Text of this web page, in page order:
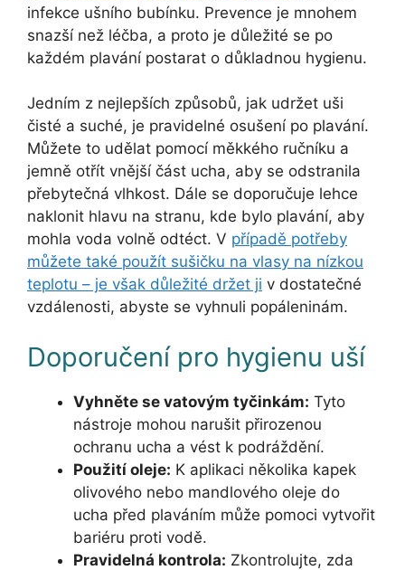
infekce ušního bubínku. Prevence je mnohem
snazší než léčba, a proto je důležité se po
každém plavání postarat o důkladnou hygienu.
Jedním z nejlepších způsobů, jak udržet uši
čisté a suché, je pravidelné osušení po plavání.
Můžete to udělat pomocí měkkého ručníku a
jemně otřít vnější část ucha, aby se odstranila
přebytečná vlhkost. Dále se doporučuje lehce
naklonit hlavu na stranu, kde bylo plavání, aby
mohla voda volně odtéct. V případě potřeby
můžete také použít sušičku na vlasy na nízkou
teplotu – je však důležité držet ji v dostatečné
vzdálenosti, abyste se vyhnuli popáleninám.
Doporučení pro hygienu uší
Vyhněte se vatovým tyčinkám: Tyto
nástroje mohou narušit přirozenou
ochranu ucha a vést k podráždění.
Použití oleje: K aplikaci několika kapek
olivového nebo mandlového oleje do
ucha před plaváním může pomoci vytvořit
bariéru proti vodě.
Pravidelná kontrola: Zkontrolujte, zda